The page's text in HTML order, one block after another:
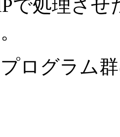
で処理さ
ログラム